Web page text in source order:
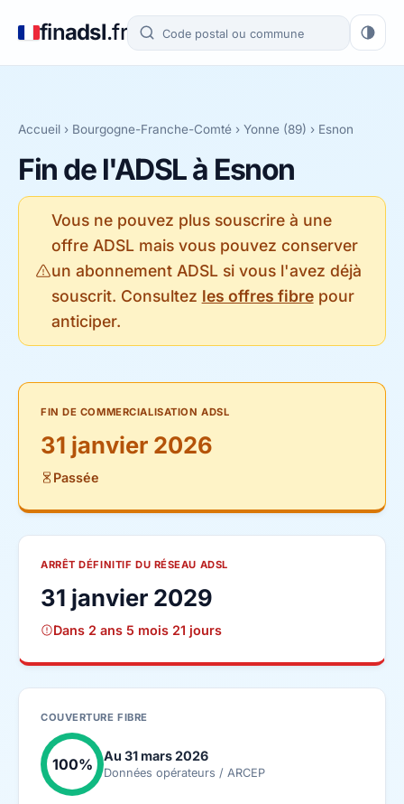
finadsl.fr
Accueil › Bourgogne-Franche-Comté › Yonne (89) › Esnon
Fin de l'ADSL à Esnon
Vous ne pouvez plus souscrire à une
offre ADSL mais vous pouvez conserver
un abonnement ADSL si vous l'avez déjà
souscrit. Consultez les offres fibrepour
anticiper.
FIN DE COMMERCIALISATION ADSL
31 janvier 2026
Passée
ARRÊT DÉFINITIF DU RÉSEAU ADSL
31 janvier 2029
Dans 2 ans 5 mois 21 jours
COUVERTURE FIBRE
100% Au 31 mars 2026
Données opérateurs / ARCEP